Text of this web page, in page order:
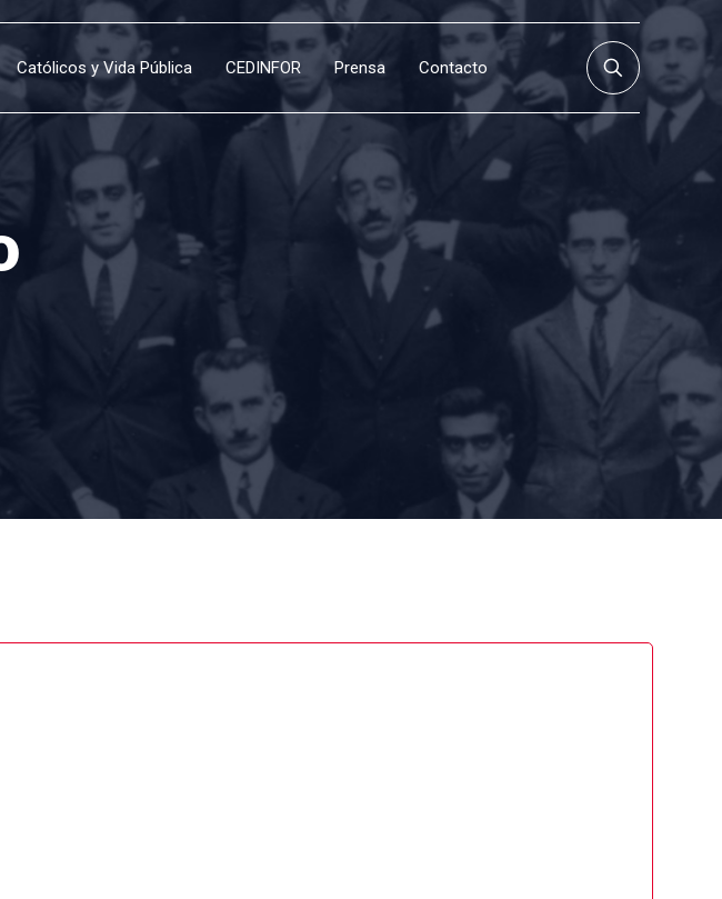
Católicos y Vida Pública CEDINFOR Prensa Contacto